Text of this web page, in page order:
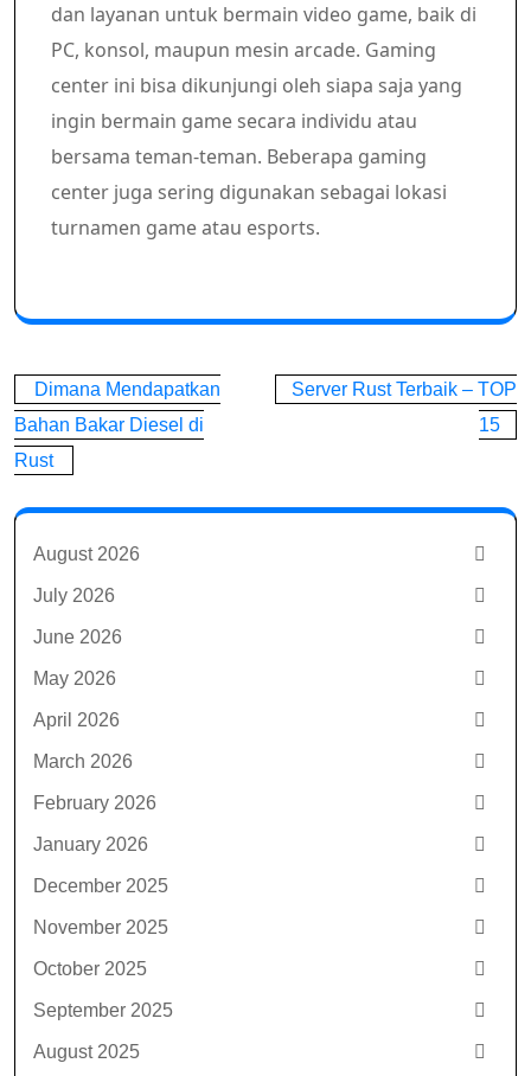
dan layanan untuk bermain video game, baik di
PC, konsol, maupun mesin arcade. Gaming
center ini bisa dikunjungi oleh siapa saja yang
ingin bermain game secara individu atau
bersama teman-teman. Beberapa gaming
center juga sering digunakan sebagai lokasi
turnamen game atau esports.
Post
navigation
Dimana Mendapatkan
Bahan Bakar Diesel di
Rust
Server Rust Terbaik – TOP
15
August 2026
July 2026
June 2026
May 2026
April 2026
March 2026
February 2026
January 2026
December 2025
November 2025
October 2025
September 2025
August 2025